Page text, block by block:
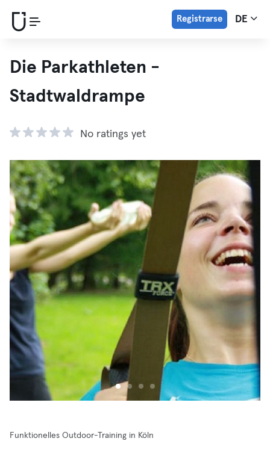
Registrarse DE
Die Parkathleten -
Stadtwaldrampe
No ratings yet
Funktionelles Outdoor-Training in Köln